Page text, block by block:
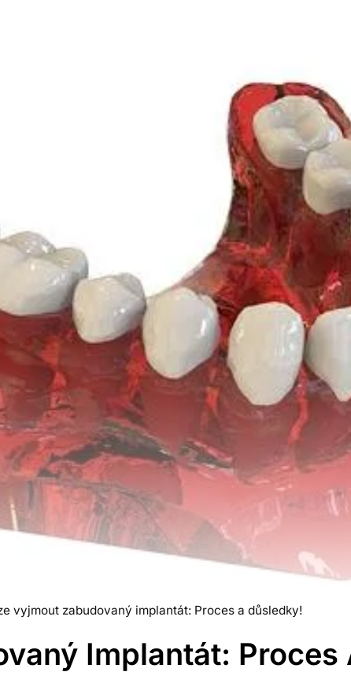
vyjmout zabudovaný implantát: Proces a důsledky!
Implantát: Proces